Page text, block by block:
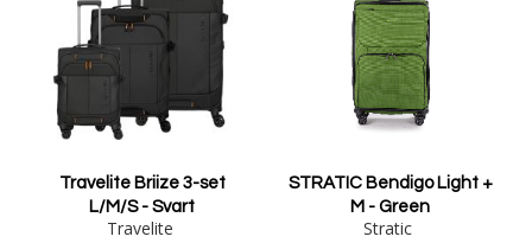
Travelite Briize 3-set
L/M/S - Svart
Travelite
STRATIC Bendigo Light +
M - Green
Stratic